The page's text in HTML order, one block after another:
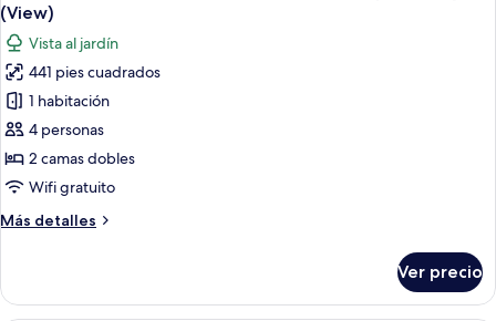
King
size
(View)
las
fotos
de
Habitación
estándar,
2
camas
planta
(View)
Vista al jardín
441 pies cuadrados
1 habitación
4 personas
2 camas dobles
Wifi gratuito
Más detalles
Más
estándar,
Ver precio